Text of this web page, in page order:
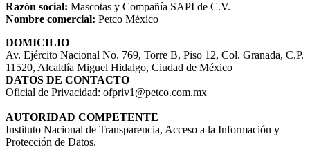
Razón social: Mascotas y Compañía SAPI de C.V.
Nombre comercial: Petco México
DOMICILIO
Av. Ejército Nacional No. 769, Torre B, Piso 12, Col. Granada, C.P.
11520, Alcaldía Miguel Hidalgo, Ciudad de México
DATOS DE CONTACTO
Oficial de Privacidad: ofpriv1@petco.com.mx
AUTORIDAD COMPETENTE
Instituto Nacional de Transparencia, Acceso a la Información y
Protección de Datos.